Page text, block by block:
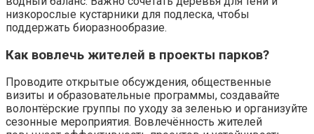
низкорослые кустарники для подлеска, чтобы
поддержать биоразнообразие.
Как вовлечь жителей в проекты парков?
Проводите открытые обсуждения, общественные
визиты и образовательные программы, создавайте
волонтёрские группы по уходу за зеленью и организуйте
сезонные мероприятия. Вовлечённость жителей